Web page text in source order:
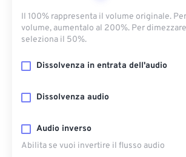
Il 100% rappresenta il volume originale.
volume, aumentalo al 200%. Per
seleziona il 50%.
Dissolvenza in entrata dell'audio
Dissolvenza audio
Audio inverso
Abilita se vuoi invertire il flusso audio